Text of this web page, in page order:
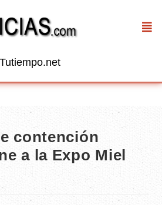
contención
a la Expo Miel